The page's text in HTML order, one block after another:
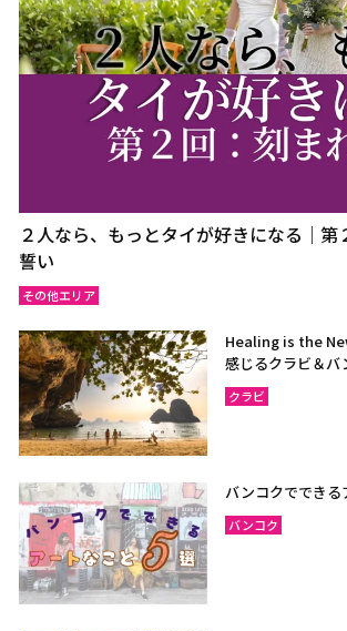
２人なら、もっとタイが好きになる｜第
誓い
その他エリア
Healing is the
感じるクラビ＆バ
クラビ
バンコクでできる
バンコク